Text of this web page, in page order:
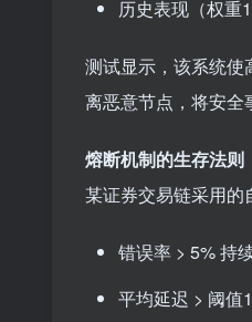
历史表现（权重
测试显示，该系统
离恶意节点，将安全
熔断机制的生存法则
某证券交易链采用的
错误率 > 5% 持
平均延迟 > 阈值